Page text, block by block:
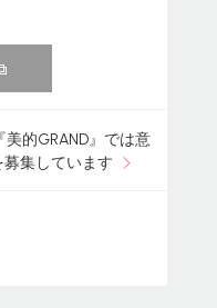
美的GRAND』では意
集しています